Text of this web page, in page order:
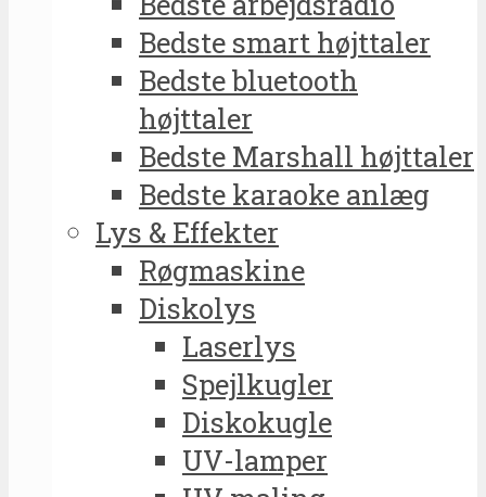
Bedste smart højttaler
Bedste bluetooth
højttaler
Bedste Marshall højttaler
Bedste karaoke anlæg
Lys & Effekter
Røgmaskine
Diskolys
Laserlys
Spejlkugler
Diskokugle
UV-lamper